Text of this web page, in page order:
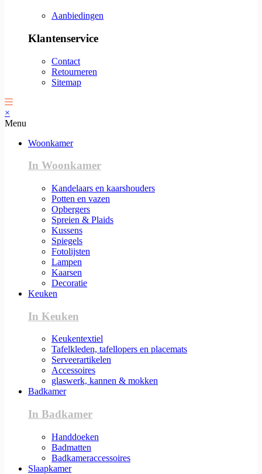
Aanbiedingen
Klantenservice
Contact
Retourneren
Sitemap
×
Menu
Woonkamer
In Woonkamer
Kandelaars en kaarshouders
Potten en vazen
Opbergers
Spreien & Plaids
Kussens
Spiegels
Fotolijsten
Lampen
Kaarsen
Decoratie
Keuken
In Keuken
Keukentextiel
Tafelkleden, tafellopers en placemats
Serveerartikelen
Accessoires
glaswerk, kannen & mokken
Badkamer
In Badkamer
Handdoeken
Badmatten
Badkameraccessoires
Slaapkamer